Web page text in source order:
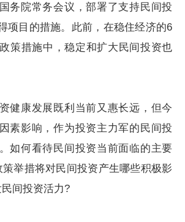
院常务会议，部署了支持民间投
项目的措施。此前，在稳住经济的6
策措施中，稳定和扩大民间投资也
康发展既利当前又惠长远，但今
素影响，作为投资主力军的民间投
如何看待民间投资当前面临的主要
举措将对民间投资产生哪些积极影
间投资活力?